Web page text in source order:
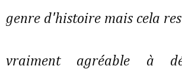
genre d'histoire mais cela
vraiment agréable à